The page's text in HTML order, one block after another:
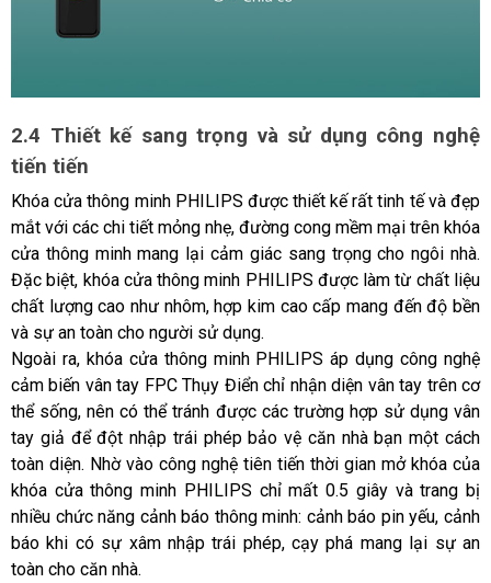
2.4 Thiết kế sang trọng và sử dụng công nghệ
tiến tiến
Khóa cửa thông minh PHILIPS được thiết kế rất tinh tế và đẹp
mắt với các chi tiết mỏng nhẹ, đường cong mềm mại trên khóa
cửa thông minh mang lại cảm giác sang trọng cho ngôi nhà.
Đặc biệt, khóa cửa thông minh PHILIPS được làm từ chất liệu
chất lượng cao như nhôm, hợp kim cao cấp mang đến độ bền
và sự an toàn cho người sử dụng.
Ngoài ra, khóa cửa thông minh PHILIPS áp dụng công nghệ
cảm biến vân tay FPC Thụy Điển chỉ nhận diện vân tay trên cơ
thể sống, nên có thể tránh được các trường hợp sử dụng vân
tay giả để đột nhập trái phép bảo vệ căn nhà bạn một cách
toàn diện. Nhờ vào công nghệ tiên tiến thời gian mở khóa của
khóa cửa thông minh PHILIPS chỉ mất 0.5 giây và trang bị
nhiều chức năng cảnh báo thông minh: cảnh báo pin yếu, cảnh
báo khi có sự xâm nhập trái phép, cạy phá mang lại sự an
toàn cho căn nhà.